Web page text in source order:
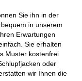
Sie ihn in der
in unserem
Erwartungen
Sie erhalten
Muster kostenfrei
oder
wir Ihnen die